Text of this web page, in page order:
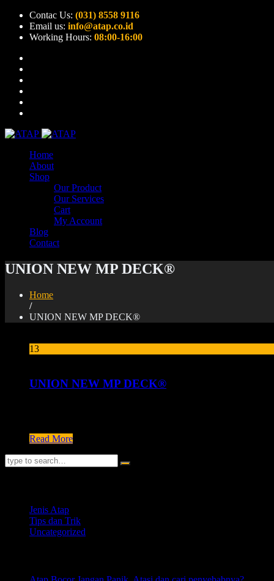
Contac Us: (031) 8558 9116
Email us: info@atap.co.id
Working Hours: 08:00-16:00
Home
About
Shop
Our Product
Our Services
Cart
My Account
Blog
Contact
UNION NEW MP DECK®
Home
/
UNION NEW MP DECK®
13
UNION NEW MP DECK®
Read More
Jenis Atap
Tips dan Trik
Uncategorized